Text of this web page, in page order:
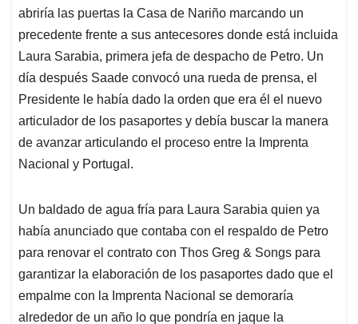
abriría las puertas la Casa de Nariño marcando un
precedente frente a sus antecesores donde está incluida
Laura Sarabia, primera jefa de despacho de Petro. Un
día después Saade convocó una rueda de prensa, el
Presidente le había dado la orden que era él el nuevo
articulador de los pasaportes y debía buscar la manera
de avanzar articulando el proceso entre la Imprenta
Nacional y Portugal.
Un baldado de agua fría para Laura Sarabia quien ya
había anunciado que contaba con el respaldo de Petro
para renovar el contrato con Thos Greg & Songs para
garantizar la elaboración de los pasaportes dado que el
empalme con la Imprenta Nacional se demoraría
alrededor de un año lo que pondría en jaque la